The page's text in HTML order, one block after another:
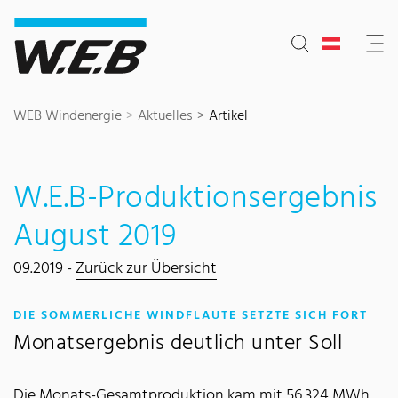
Inhaltsbereich
Suche
Hauptnavigation
Kontakt
Footer
WEB Windenergie Aktuelles Artikel
W.E.B-Produktionsergebnis
August 2019
09.2019 -Zurück zur Übersicht
DIE SOMMERLICHE WINDFLAUTE SETZTE SICH FORT
Monatsergebnis deutlich unter Soll